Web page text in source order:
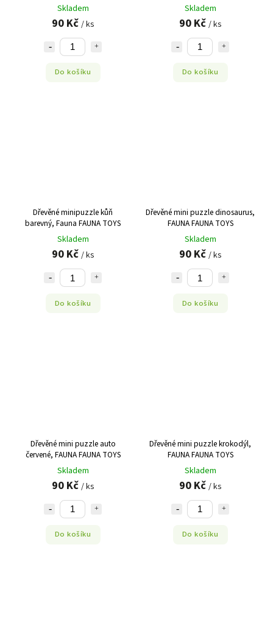
Skladem
90 Kč / ks
Do košíku
Skladem
90 Kč / ks
Do košíku
Dřevěné minipuzzle kůň
barevný, Fauna FAUNA TOYS
Skladem
90 Kč / ks
Do košíku
Dřevěné mini puzzle dinosaurus,
FAUNA FAUNA TOYS
Skladem
90 Kč / ks
Do košíku
Dřevěné mini puzzle auto
červené, FAUNA FAUNA TOYS
Skladem
90 Kč / ks
Do košíku
Dřevěné mini puzzle krokodýl,
FAUNA FAUNA TOYS
Skladem
90 Kč / ks
Do košíku